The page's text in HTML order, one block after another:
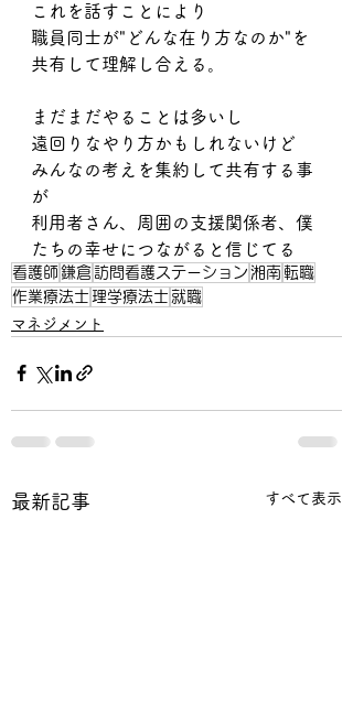
これを話すことにより
職員同士が"どんな在り方なのか"を
共有して理解し合える。
まだまだやることは多いし
遠回りなやり方かもしれないけど
みんなの考えを集約して共有する事
が
利用者さん、周囲の支援関係者、僕
たちの幸せにつながると信じてる
看護師鎌倉訪問看護ステーション 湘南 転職
作業療法士 理学療法士 就職
マネジメント
最新記事 すべて表示